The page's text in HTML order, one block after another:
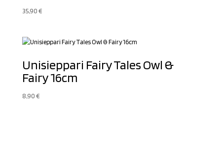
35,90€
Unisieppari Fairy Tales Owl &
Fairy 16cm
8,90€